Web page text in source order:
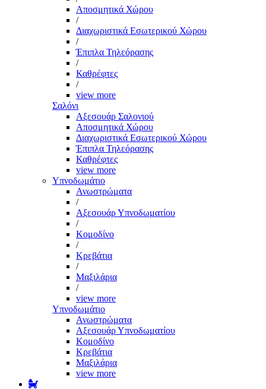
Αποσμητικά Χώρου
/
Διαχωριστικά Εσωτερικού Χώρου
/
Έπιπλα Τηλεόρασης
/
Καθρέφτες
/
view more
Σαλόνι
Αξεσουάρ Σαλονιού
Αποσμητικά Χώρου
Διαχωριστικά Εσωτερικού Χώρου
Έπιπλα Τηλεόρασης
Καθρέφτες
view more
Υπνοδωμάτιο
Ανωστρώματα
/
Αξεσουάρ Υπνοδωματίου
/
Κομοδίνο
/
Κρεβάτια
/
Μαξιλάρια
/
view more
Υπνοδωμάτιο
Ανωστρώματα
Αξεσουάρ Υπνοδωματίου
Κομοδίνο
Κρεβάτια
Μαξιλάρια
view more